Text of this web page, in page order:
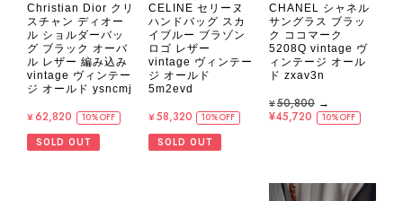
Christian Dior クリ
スチャン ディオー
ル ショルダーバッ
グ ブラック オーバ
ル レザー 編み込み
vintage ヴィンテー
ジ オールド ysncmj
¥62,820 10%OFF
SOLD OUT
CELINE セリーヌ
ハンドバッグ スカ
イブルー ブラゾン
ロゴ レザー
vintage ヴィンテー
ジ オールド
5m2evd
¥58,320 10%OFF
SOLD OUT
CHANEL シャネル
サングラス ブラッ
ク ココマーク
5208Q vintage ヴ
ィンテージ オール
ド zxav3n
¥50,800 →
¥45,720
10%OFF